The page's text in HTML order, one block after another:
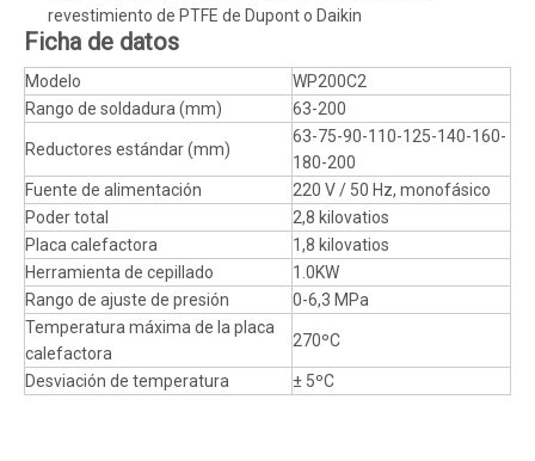
revestimiento de PTFE de Dupont o Daikin
Ficha de datos
Modelo
WP200C2
Rango de soldadura (mm)
63-200
Reductores estándar (mm)
63-75-90-110-125-140-160-
180-200
Fuente de alimentación
220 V / 50 Hz, monofásico
Poder total
2,8 kilovatios
Placa calefactora
1,8 kilovatios
Herramienta de cepillado
1.0KW
Rango de ajuste de presión
0-6,3 MPa
Temperatura máxima de la placa
calefactora
270ºC
Desviación de temperatura ± 5ºC